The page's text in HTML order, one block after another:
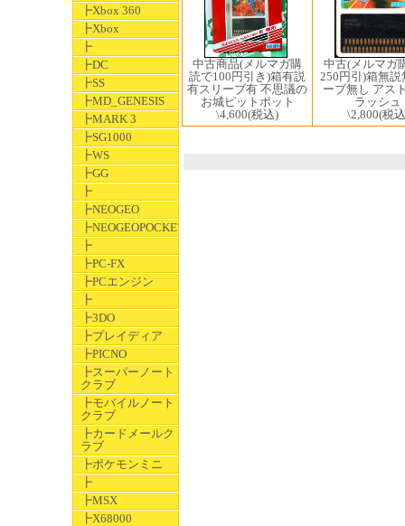
┣Xbox 360
┣Xbox
┣
┣DC
┣SS
┣MD_GENESIS
┣MARK 3
┣SG1000
┣WS
┣GG
┣
┣NEOGEO
┣NEOGEOPOCKET
┣
┣PC-FX
┣PCエンジン
┣
┣3DO
┣プレイディア
┣PICNO
┣スーパーノート
クラブ
┣モバイルノート
クラブ
┣カードメールク
ラブ
┣ポケモンミニ
┣
┣MSX
┣X68000
中古商品(メルマガ購
読で100円引き)箱有説
有スリーブ有 不思議の
お城ピットポット
\4,600(税込)
中古(メルマガ
250円引)箱無説
ーブ無し アス
ラッシュ
\2,800(税